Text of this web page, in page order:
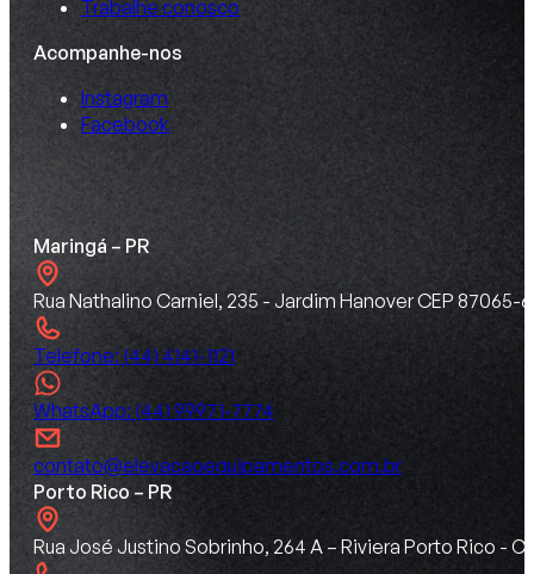
Trabalhe conosco
Acompanhe-nos
Instagram
Facebook
Maringá – PR
Rua Nathalino Carniel, 235 - Jardim Hanover CEP 87065-
Telefone: (44) 4141-1121
WhatsApp: (44) 99971-7774
contato@elevacaoequipamentos.com.br
Porto Rico – PR
Rua José Justino Sobrinho, 264 A – Riviera Porto Rico -